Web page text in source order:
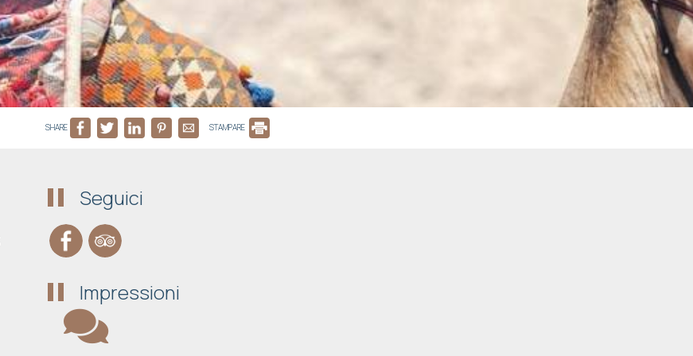
SHARE STAMPARE
Seguici
Impressioni